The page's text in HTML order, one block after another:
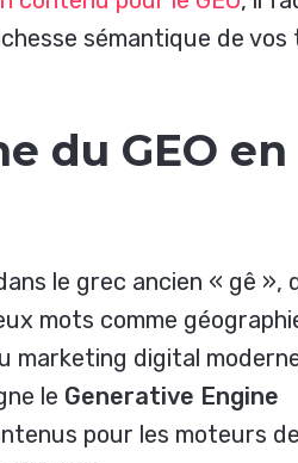
sémantique de vos
du GEO en
le grec ancien « gê »,
mots comme
marketing digital
le Generative Engine
pour les moteurs